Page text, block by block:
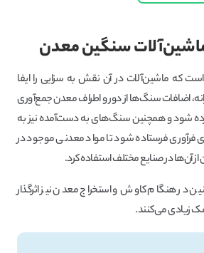
سنگین معدن
که ماشین‌آلات در آن نقش به سزایی را ایفا
اضافات سنگ‌ها از دور و اطراف معدن جمع‌آوری
شود و همچنین سنگ‌های به دست‌آمده نیز به
فرآوری فرستاده شود تا مواد معدنی موجود در
آن‌ها در صنایع مختلف استفاده کرد.
در هنگام کاوش و استخراج معدن نیز اثرگذار
زیادی می‌کنند.